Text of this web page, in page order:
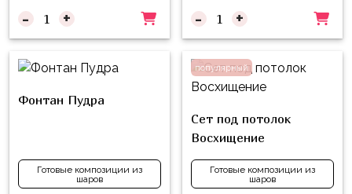
- + - +
Фонтан Пудра
Готовые композиции из
шаров
популярный
Сет под потолок
Восхищение
Готовые композиции из
шаров
декором
шары
Ходячие
сюрприз
Чебурашка
Черепашки-
Динозавры